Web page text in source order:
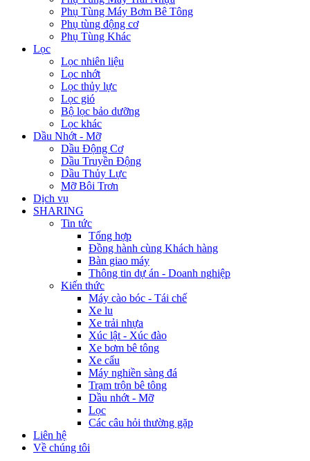
Phụ Tùng Máy Bơm Bê Tông
Phụ tùng động cơ
Phụ Tùng Khác
Lọc
Lọc nhiên liệu
Lọc nhớt
Lọc thủy lực
Lọc gió
Bộ lọc bảo dưỡng
Lọc khác
Dầu Nhớt - Mỡ
Dầu Động Cơ
Dầu Truyền Động
Dầu Thủy Lực
Mỡ Bôi Trơn
Dịch vụ
SHARING
Tin tức
Tổng hợp
Đồng hành cùng Khách hàng
Bàn giao máy
Thông tin dự án - Doanh nghiệp
Kiến thức
Máy cào bóc - Tái chế
Xe lu
Xe trải nhựa
Xúc lật - Xúc đào
Xe bơm bê tông
Xe cẩu
Máy nghiền sàng đá
Trạm trộn bê tông
Dầu nhớt - Mỡ
Lọc
Các câu hỏi thường gặp
Liên hệ
Về chúng tôi